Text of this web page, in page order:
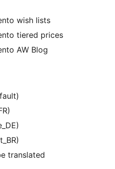
wish lists
tiered prices
AW Blog
translated